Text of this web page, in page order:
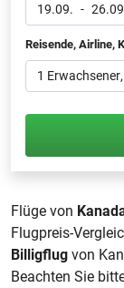
19.09. -
Reisende, Airline,
1 Erwachsener
Flüge von
Flugpreis-
Billigflug von
Beachten Sie